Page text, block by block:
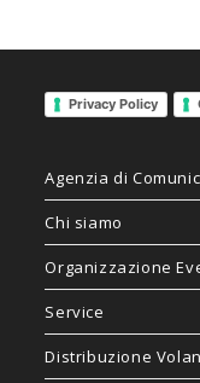
Privacy Policy
Agenzia di
Chi siamo
Organizzazione
Service
Distribuzione